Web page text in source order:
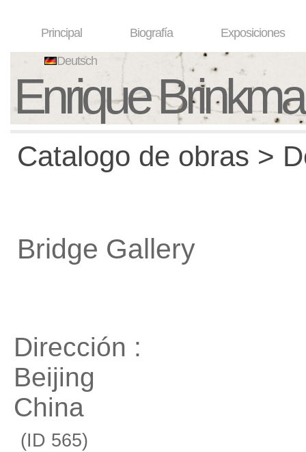
Principal Biografía Exposiciones
Deutsch
Enrique
Catalogo de obras >
Bridge Gallery
Dirección :
Beijing
China
(ID 565)